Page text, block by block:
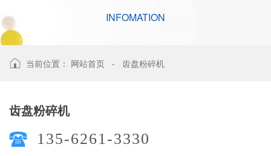
INFOMATION
当前位置： 网站首页 - 齿盘粉碎机
齿盘粉碎机
135-6261-3330